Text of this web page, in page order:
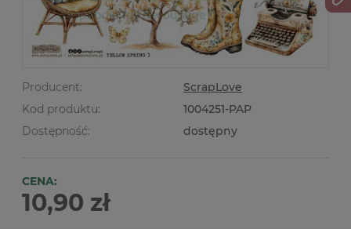
Producent:
ScrapLove
Kod produktu:
1004251-PAP
Dostępność:
dostępny
CENA:
10,90 zł